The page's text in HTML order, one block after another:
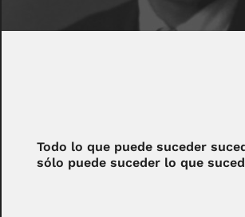
Todo lo que puede suceder
sólo puede suceder lo que